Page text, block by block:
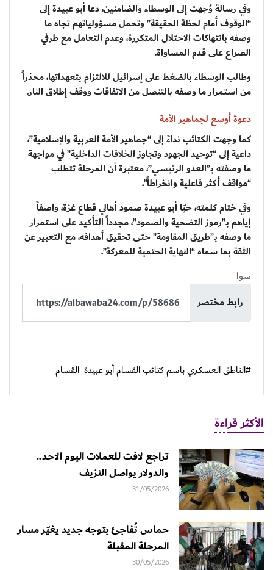
وفي رسالة وُجهت إلى الوسطاء والضامنين، دعا أبو عبيدة إلى
“الوقوف أمام لحظة الحقيقة” وتحمل مسؤولياتهم تجاه ما
وصفه بانتهاكات الاحتلال المتكررة، وعدم التعامل مع طرفي
الصراع على قدم المساواة.
وطالب الوسطاء بالضغط على إسرائيل للالتزام بتعهداتها، محذراً
من استمرار ما وصفه بالتنصل من الاتفاقات ووقف إطلاق النار.
دعوة أوسع لجماهير الأمة
كما وجهت الكتائب نداءً إلى “جماهير الأمة العربية والإسلامية”،
داعية إلى “توحيد الجهود وتجاوز الخلافات الداخلية” في مواجهة
ما وصفته بـ”العدو الرئيسي”، معتبرة أن المرحلة تتطلب
“مواقف أكثر فاعلية وانخراطاً”.
وفي ختام كلمته، حيّا أبو عبيدة صمود أهالي قطاع غزة، واصفاً
إياهم بـ”رموز التضحية والصمود”، مجدداً التأكيد على استمرار
ما وصفه بـ”طريق المقاومة” حتى تحقيق أهدافه، مع التعبير عن
الثقة بما سماه “النهاية الحتمية للمعركة”.
سوا
رابط مختصر
#الناطق العسكري باسم كتائب القسام أبو عبيدة القسام
الأكثر قراءة
تراجع لافت للعملات اليوم الاحد..
والدولار يواصل النزيف
31/05/2026
حماس تُفاجئ بتوجه جديد يغيّر مسار
المرحلة المقبلة
30/05/2026